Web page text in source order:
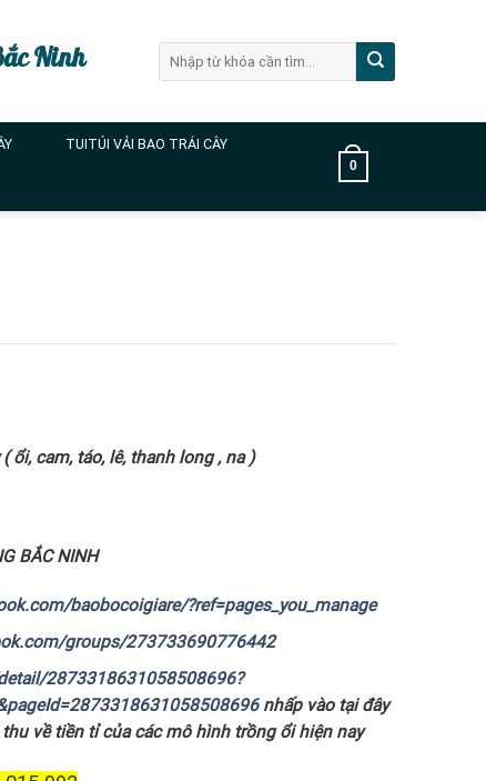
Ninh
kiếm:
TUITÚI VẢI BAO TRÁI CÂY
0
ổi, cam, táo, lê, thanh long , na )
BẮC NINH
baobocoigiare/?ref=pages_you_manage
groups/273733690776442
2873318631058508696?
nhấp vào tại đây
về tiền tỉ của các mô hình trồng ổi hiện nay